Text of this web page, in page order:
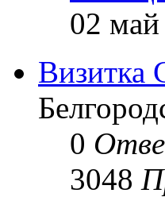
02
Визитка
0
3048